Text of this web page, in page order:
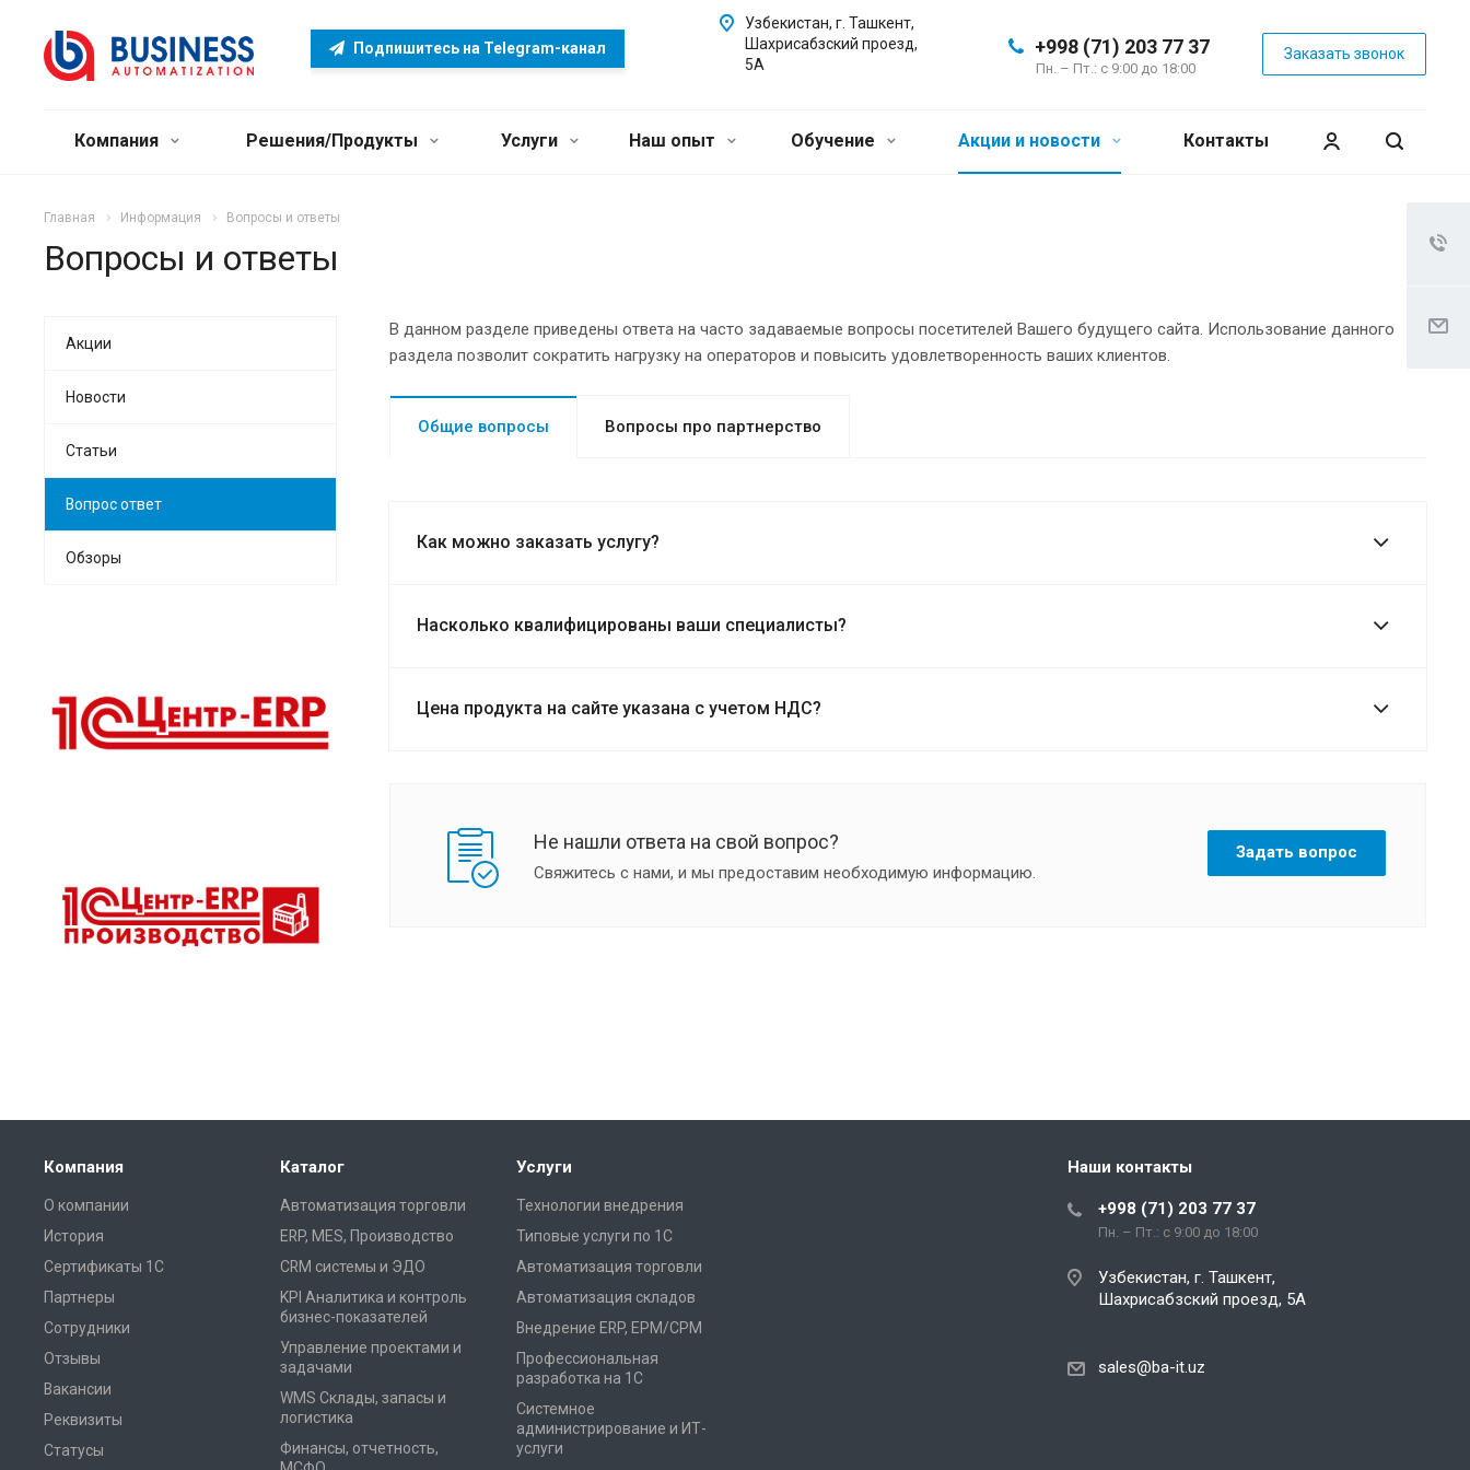
Подпишитесь на Telegram-канал +998 (71) 203 77 37
Пн. – Пт.: с 9:00 до 18:00
Заказать звонок
Узбекистан, г. Ташкент,
Шахрисабзский проезд,
5А
Компания Решения/Продукты Услуги Наш опыт Обучение Акции и новости Контакты
Главная Информация Вопросы и ответы
Вопросы и ответы
В данном разделе приведены ответа на часто задаваемые вопросы посетителей Вашего будущего сайта. Использование данного
раздела позволит сократить нагрузку на операторов и повысить удовлетворенность ваших клиентов.
Общие вопросы Вопросы про партнерство
Как можно заказать услугу?
Насколько квалифицированы ваши специалисты?
Цена продукта на сайте указана с учетом НДС?
Не нашли ответа на свой вопрос?
Свяжитесь с нами, и мы предоставим необходимую информацию.
Задать вопрос
Акции
Новости
Статьи
Вопрос ответ
Обзоры
Компания
О компании
История
Сертификаты 1С
Партнеры
Сотрудники
Отзывы
Вакансии
Реквизиты
Статусы
Каталог
Автоматизация торговли
ERP, MES, Производство
CRM системы и ЭДО
KPI Аналитика и контроль
бизнес-показателей
Управление проектами и
задачами
WMS Склады, запасы и
логистика
Финансы, отчетность,
Услуги
Технологии внедрения
Типовые услуги по 1С
Автоматизация торговли
Автоматизация складов
Внедрение ERP, EPM/CPM
Профессиональная
разработка на 1С
Системное
администрирование и ИТ-
услуги
Наши контакты
+998 (71) 203 77 37
Пн. – Пт.: с 9:00 до 18:00
Узбекистан, г. Ташкент,
Шахрисабзский проезд, 5А
sales@ba-it.uz